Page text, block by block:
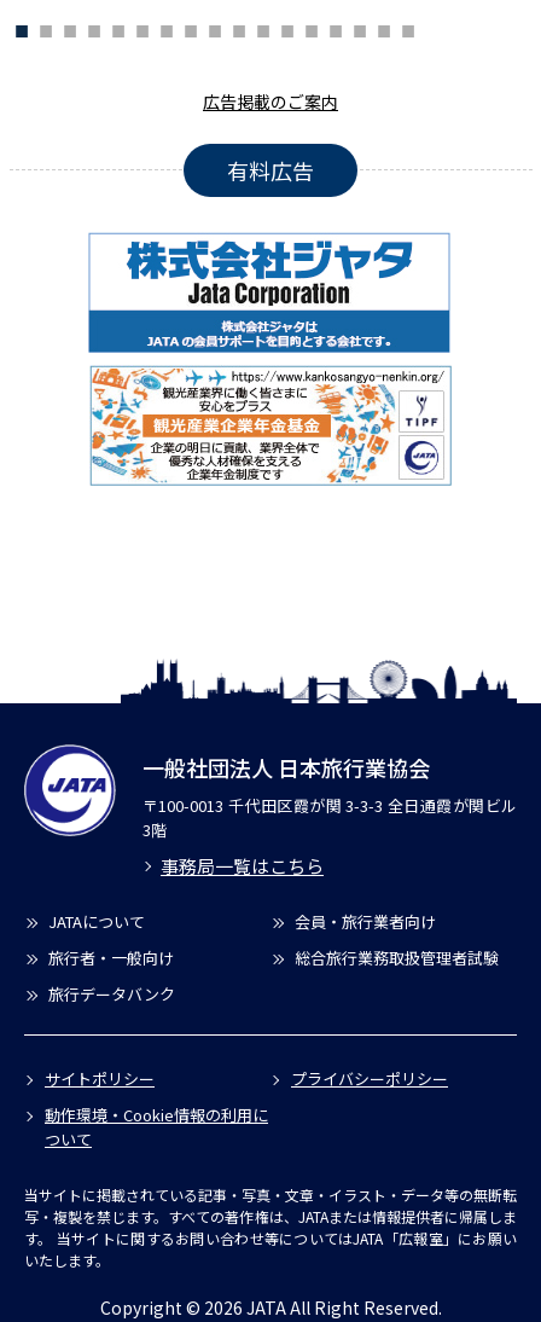
広告掲載のご案内
有料広告
一般社団法人 日本旅行業協会
〒100-0013 千代田区霞が関 3-3-3 全日通霞が関ビル
3階
事務局一覧はこちら
JATAについて
会員・旅行業者向け
旅行者・一般向け
総合旅行業務取扱管理者試験
旅行データバンク
サイトポリシー
プライバシーポリシー
動作環境・Cookie情報の利用に
ついて
当サイトに掲載されている記事・写真・文章・イラスト・データ等の無断転
写・複製を禁じます。すべての著作権は、JATAまたは情報提供者に帰属しま
す。
当サイトに関するお問い合わせ等についてはJATA「広報室」にお願い
いたします。
Copyright © 2026 JATA All Right Reserved.